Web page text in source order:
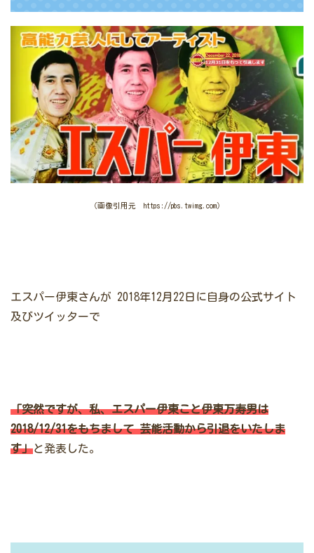
（画像引用元 https://pbs.twimg.com）
エスパー伊東さんが 2018年12月22日に自身の公式サイト
及びツイッターで
「突然ですが、私、エスパー伊東こと伊東万寿男は
2018/12/31をもちまして芸能活動から引退をいたしま
す」と発表した。